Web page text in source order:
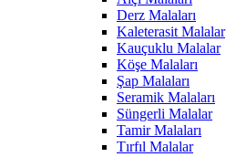
Derz Malaları
Kaleterasit Malalar
Kauçuklu Malalar
Köşe Malaları
Şap Malaları
Seramik Malaları
Süngerli Malalar
Tamir Malaları
Tırfıl Malalar